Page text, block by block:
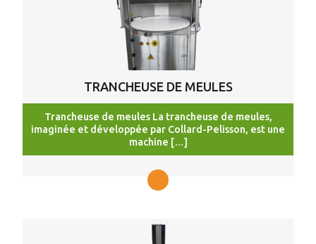
TRANCHEUSE DE MEULES
Trancheuse de meules La trancheuse de meules,
imaginée et développée par Collard-Pelisson, est une
machine […]